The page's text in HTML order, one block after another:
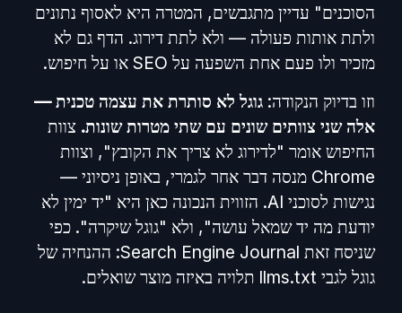
הסוכנים" עדיין מתגבשים, המטרה היא לאסוף נתונים
ולתת אותות פעולה — ולא לתת דירוג. הדף גם לא
מזכיר ולו פעם אחת השפעה על SEO או על חיפוש.
וזו בדיוק הנקודה: גוגל לא סותרת את עצמה טכנית —
אלה שני צוותים שונים עם שתי מטרות שונות. צוות
החיפוש אומר "לדירוג לא צריך את הקובץ", וצוות
Chrome מנסה דבר אחר לגמרי, באופן ניסיוני —
נגישות לסוכני AI. הזווית הנכונה כאן היא "יד ימין לא
יודעת מה יד שמאל עושה", ולא "גוגל שיקרה". כפי
שניסח זאת Search Engine Journal: ההנחיה של
גוגל לגבי llms.txt תלויה באיזה מוצר שואלים.